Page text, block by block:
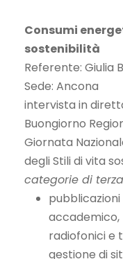
Consumi
sostenibilità
Referente: Giulia
Sede: Ancona
intervista in
Buongiorno
Giornata
degli Stili di vita
categorie di
accademico,
radiofonici e
gestione di